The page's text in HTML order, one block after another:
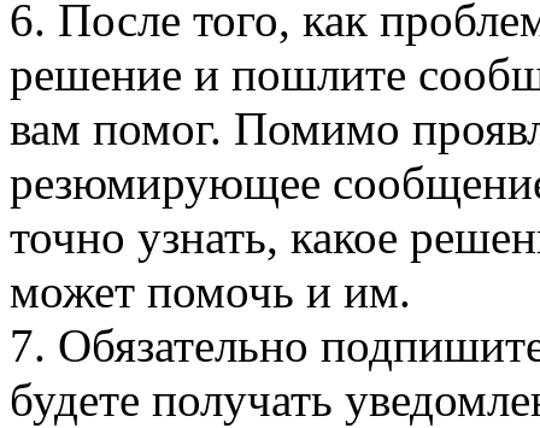
6. После того, как
решение и пошлите
вам помог. Помимо
резюмирующее
точно узнать, какое
может помочь и им.
7. Обязательно
будете получать